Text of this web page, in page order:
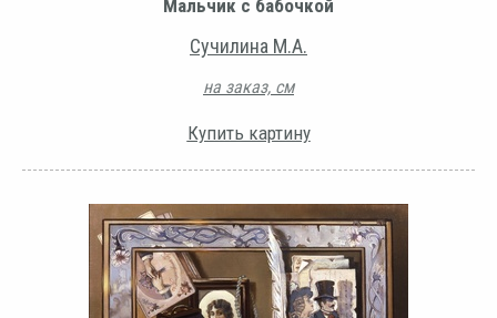
Мальчик с бабочкой
Сучилина М.А.
на заказ, см
Купить картину